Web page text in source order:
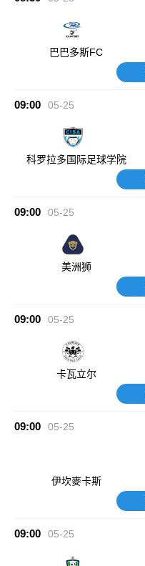
巴巴多斯FC
09:00 05-25
科罗拉多国际足球学院
09:00 05-25
美洲狮
09:00 05-25
卡瓦立尔
09:00 05-25
伊坎麥卡斯
09:00 05-25